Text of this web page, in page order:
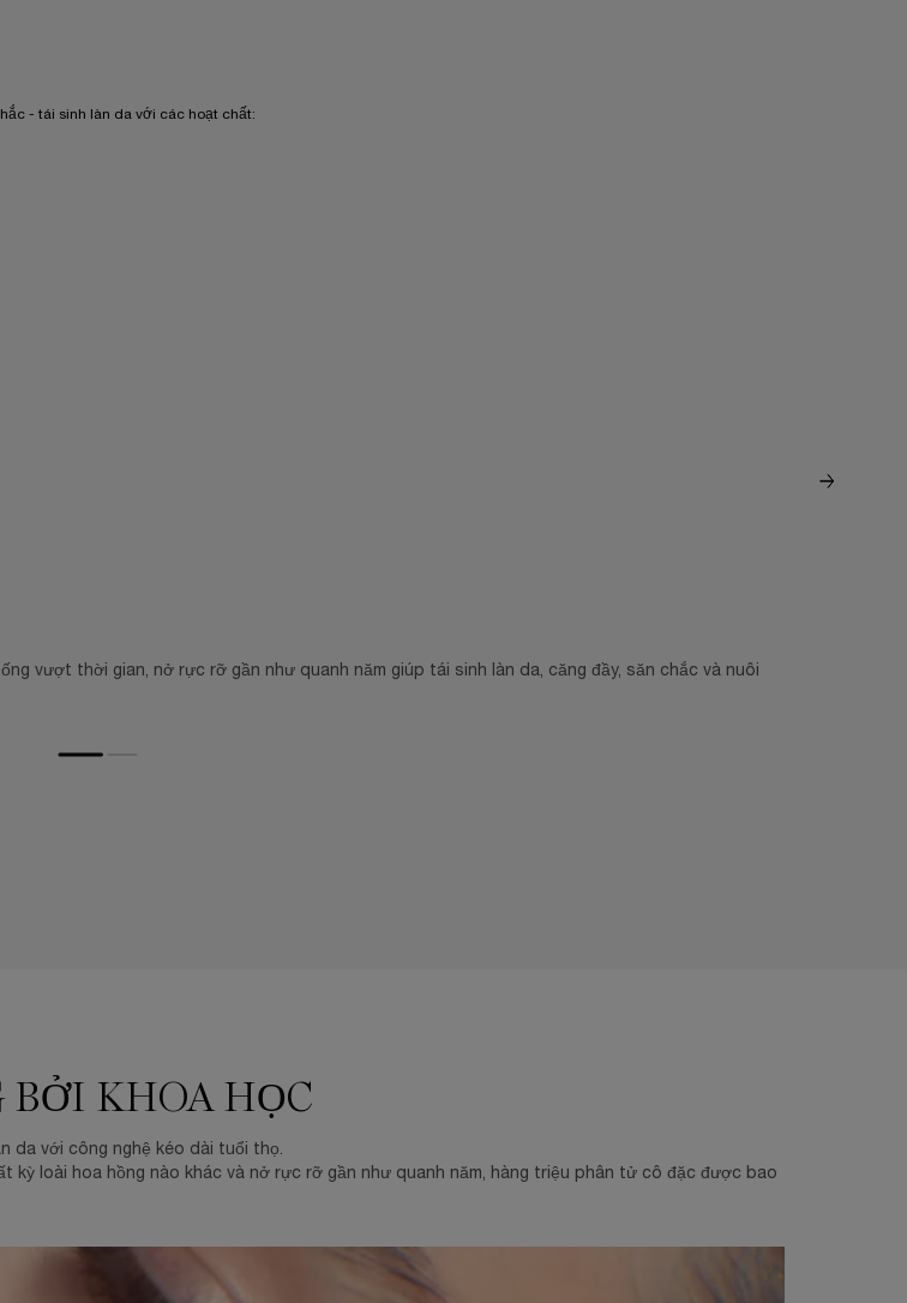
- tái sinh làn da với các hoạt chất:
vượt thời gian, nở rực rỡ gần như quanh năm giúp tái sinh làn da, căng đầy, săn chắc và nuôi
KHOA HỌC
da với công nghệ kéo dài tuổi thọ.
loài hoa hồng nào khác và nở rực rỡ gần như quanh năm, hàng triệu phân tử cô đặc được bao